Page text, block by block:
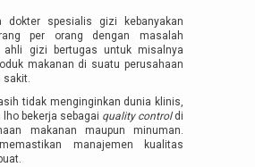
dokter spesialis gizi kebanyakan
per orang dengan masalah
ahli gizi bertugas untuk misalnya
makanan di suatu perusahaan
sakit.
tidak menginginkan dunia klinis,
lho bekerja sebagai quality controldi
makanan maupun minuman.
manajemen kualitas